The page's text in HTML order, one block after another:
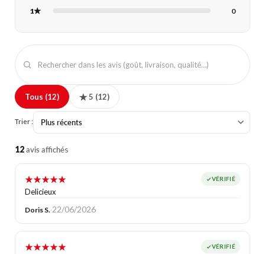
1★ 0
Tous (12) ★ 5 (12)
Trier :
12avis affichés
★★★★★ VÉRIFIÉ
Delicieux
Doris S.·22/06/2026
★★★★★ VÉRIFIÉ